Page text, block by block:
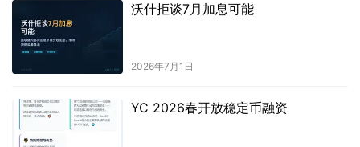
沃什拒谈7月加息可能
2026年7月1日
YC 2026春开放稳定币融资